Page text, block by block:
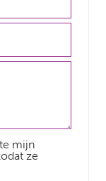
mijn
ze